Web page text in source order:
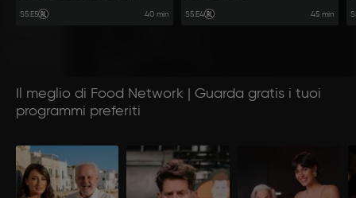
del quartiere Talenti.
S5:E5 40 min S5:E4 45 min
Il meglio di Food Network | Guarda gratis i tuoi
programmi preferiti